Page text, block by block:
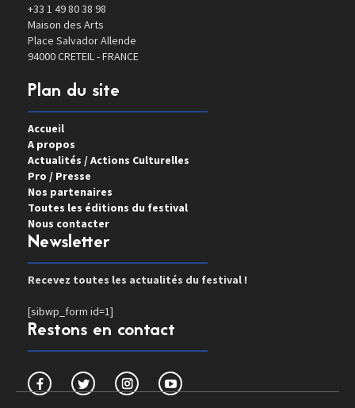
+33 1 49 80 38 98
Maison des Arts
Place Salvador Allende
94000 CRETEIL - FRANCE
Plan du site
Accueil
A propos
Actualités / Actions Culturelles
Pro / Presse
Nos partenaires
Toutes les éditions du festival
Nous contacter
Newsletter
Recevez toutes les actualités du festival !
[sibwp_form id=1]
Restons en contact